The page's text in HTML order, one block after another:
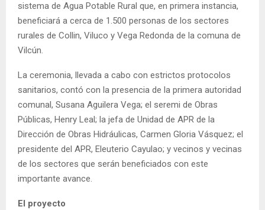
sistema de Agua Potable Rural que, en primera instancia,
beneficiará a cerca de 1.500 personas de los sectores
rurales de Collin, Viluco y Vega Redonda de la comuna de
Vilcún.
La ceremonia, llevada a cabo con estrictos protocolos
sanitarios, contó con la presencia de la primera autoridad
comunal, Susana Aguilera Vega; el seremi de Obras
Públicas, Henry Leal; la jefa de Unidad de APR de la
Dirección de Obras Hidráulicas, Carmen Gloria Vásquez; el
presidente del APR, Eleuterio Cayulao; y vecinos y vecinas
de los sectores que serán beneficiados con este
importante avance.
El proyecto